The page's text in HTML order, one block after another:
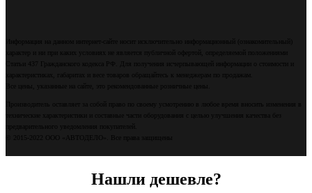
Информация на данном интернет-сайте носит исключительно информационный (ознакомительный)
характер и ни при каких условиях не является публичной офертой, определяемой положениями
Статьи 437 Гражданского кодекса РФ. Для получения исчерпывающей информации о стоимости и
характеристиках, габаритах и весе товаров обращайтесь к менеджерам по продажам.
Все цены, указанные на сайте, это рекомендованные розничные цены.
Производитель оставляет за собой право по своему усмотрению в любое время вносить изменения в
технические характеристики и составные части оборудования с целью улучшения качества без
предварительного уведомления покупателей.
© 2015-2022 ООО «АВТОДЕЛО». Все права защищены
Нашли дешевле?